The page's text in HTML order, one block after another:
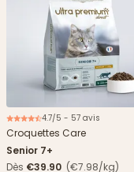
Nouveau
4.7/5 - 57 avis
Croquettes Care
Senior 7+
Dès €39.90 (€7.98/kg)